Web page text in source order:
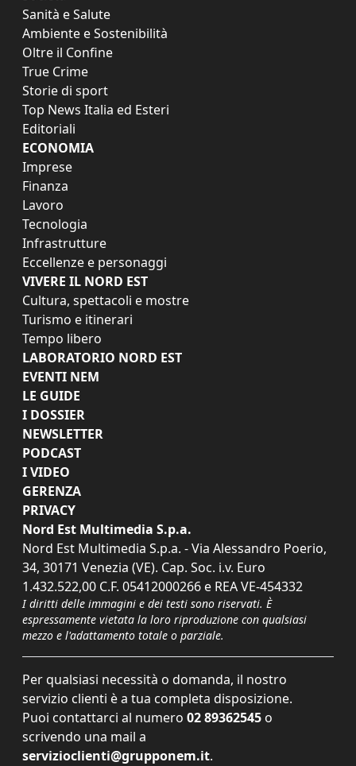
Sanità e Salute
Ambiente e Sostenibilità
Oltre il Confine
True Crime
Storie di sport
Top News Italia ed Esteri
Editoriali
ECONOMIA
Imprese
Finanza
Lavoro
Tecnologia
Infrastrutture
Eccellenze e personaggi
VIVERE IL NORD EST
Cultura, spettacoli e mostre
Turismo e itinerari
Tempo libero
LABORATORIO NORD EST
EVENTI NEM
LE GUIDE
I DOSSIER
NEWSLETTER
PODCAST
I VIDEO
GERENZA
PRIVACY
Nord Est Multimedia S.p.a.
Nord Est Multimedia S.p.a. - Via Alessandro Poerio,
34, 30171 Venezia (VE). Cap. Soc. i.v. Euro
1.432.522,00 C.F. 05412000266 e REA VE-454332
I diritti delle immagini e dei testi sono riservati. È
espressamente vietata la loro riproduzione con qualsiasi
mezzo e l'adattamento totale o parziale.
Per qualsiasi necessità o domanda, il nostro
servizio clienti è a tua completa disposizione.
Puoi contattarci al numero 02 89362545 o
scrivendo una mail a
servizioclienti@grupponem.it.